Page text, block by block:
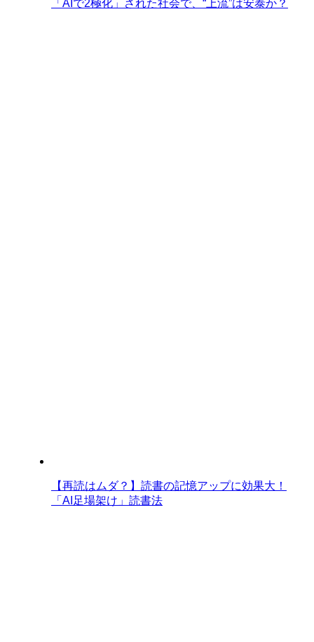
「AIで2極化」された社会で、“上流”は安泰か？
【再読はムダ？】読書の記憶アップに効果大！
「AI足場架け」読書法